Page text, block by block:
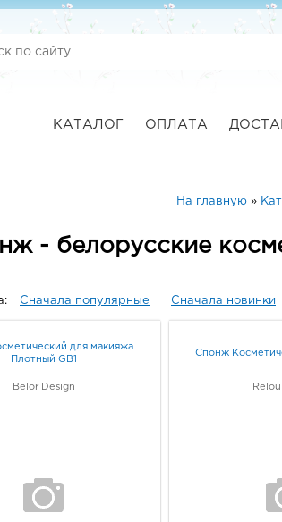
КАТАЛОГ ОПЛАТА
На главную»
- белорусские
Сначала популярные Сначала новинки
для макияжа
Плотный GB1
Belor Design
Спонж